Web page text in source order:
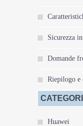
Sicurezza
Domande
Riepilogo e
Huawei